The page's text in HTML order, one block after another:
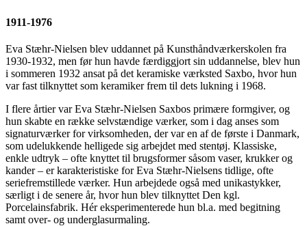
1911-1976
Eva Stæhr-Nielsen blev uddannet på Kunsthåndværkerskolen fra
1930-1932, men før hun havde færdiggjort sin uddannelse, blev hun
i sommeren 1932 ansat på det keramiske værksted Saxbo, hvor hun
var fast tilknyttet som keramiker frem til dets lukning i 1968.
I flere årtier var Eva Stæhr-Nielsen Saxbos primære formgiver, og
hun skabte en række selvstændige værker, som i dag anses som
signaturværker for virksomheden, der var en af de første i Danmark,
som udelukkende helligede sig arbejdet med stentøj. Klassiske,
enkle udtryk – ofte knyttet til brugsformer såsom vaser, krukker og
kander – er karakteristiske for Eva Stæhr-Nielsens tidlige, ofte
seriefremstillede værker. Hun arbejdede også med unikastykker,
særligt i de senere år, hvor hun blev tilknyttet Den kgl.
Porcelainsfabrik. Hér eksperimenterede hun bl.a. med begitning
samt over- og underglasurmaling.